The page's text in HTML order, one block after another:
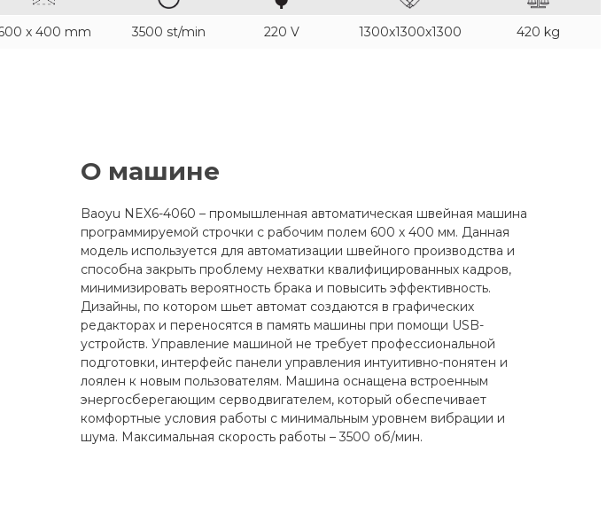
x 400 mm 3500 st/min 220 V 1300x1300x1300 420 kg
О машине
Baoyu NEX6-4060 – промышленная автоматическая швейная машина
программируемой строчки с рабочим полем 600 х 400 мм. Данная
модель используется для автоматизации швейного производства и
способна закрыть проблему нехватки квалифицированных кадров,
минимизировать вероятность брака и повысить эффективность.
Дизайны, по котором шьет автомат создаются в графических
редакторах и переносятся в память машины при помощи USB-
устройств. Управление машиной не требует профессиональной
подготовки, интерфейс панели управления интуитивно-понятен и
лоялен к новым пользователям. Машина оснащена встроенным
энергосберегающим серводвигателем, который обеспечивает
комфортные условия работы с минимальным уровнем вибрации и
шума. Максимальная скорость работы – 3500 об/мин.